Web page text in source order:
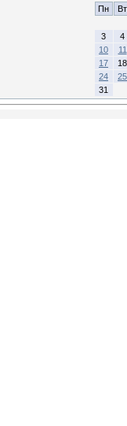
Пн Вт
3
4
10
11
17
18
24
25
31